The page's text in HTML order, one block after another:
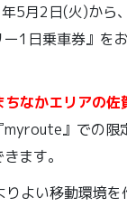
5月2日(火)から
1日乗車券』
なかエリアの
』での限
ます。
よい移動環境